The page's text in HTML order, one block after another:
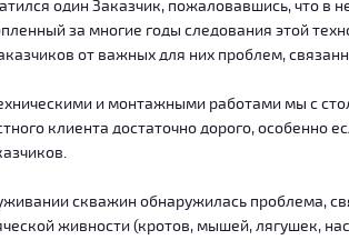
один Заказчик, пожаловавшись, что в
за многие годы следования этой
от важных для них проблем,
и монтажными работами мы с
клиента достаточно дорого, особенно
скважин обнаружилась проблема,
живности (кротов, мышей, лягушек,